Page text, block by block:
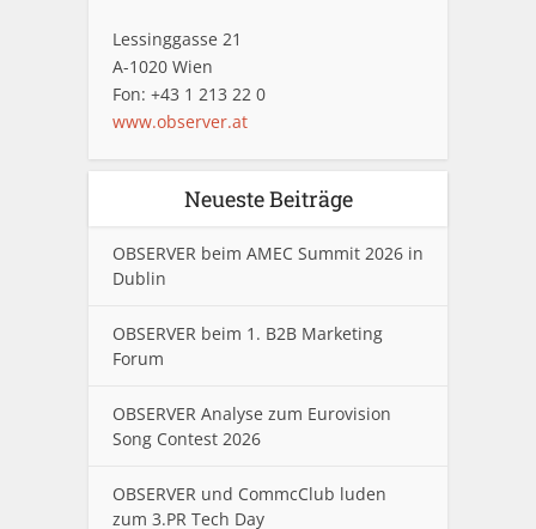
Lessinggasse 21
A-1020 Wien
Fon: +43 1 213 22 0
www.observer.at
Neueste Beiträge
OBSERVER beim AMEC Summit 2026 in
Dublin
OBSERVER beim 1. B2B Marketing
Forum
OBSERVER Analyse zum Eurovision
Song Contest 2026
OBSERVER und CommcClub luden
zum 3.PR Tech Day